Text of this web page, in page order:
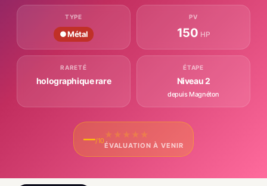
TYPE
● Métal
PV
150 HP
RARETÉ
holographique rare
ÉTAPE
Niveau 2
depuis Magnéton
—/10
★ ★ ★ ★ ★
ÉVALUATION À VENIR